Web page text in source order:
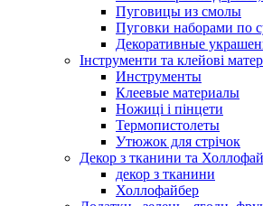
Пуговицы из смолы
Пуговки наборами по
Декоративные
Інструменти та клейові
Инструменты
Клеевые материалы
Ножиці і пінцети
Термопистолеты
Утюжок для стрічок
Декор з тканини та
декор з тканини
Холлофайбер